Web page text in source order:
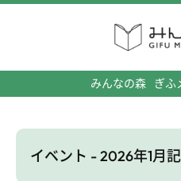
みんなの森 ぎふ
イベント - 2026年1月